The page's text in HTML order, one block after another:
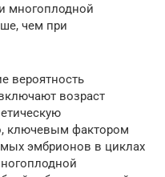
многоплодной
чем при
вероятность
возраст
ключевым фактором
эмбрионов в циклах